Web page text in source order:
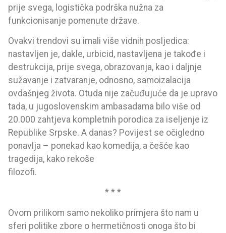
prije svega, logistička podrška nužna za
funkcionisanje pomenute države.
Ovakvi trendovi su imali više vidnih posljedica:
nastavljen je, dakle, urbicid, nastavljena je takođe i
destrukcija, prije svega, obrazovanja, kao i daljnje
sužavanje i zatvaranje, odnosno, samoizalacija
ovdašnjeg života. Otuda nije začuđujuće da je upravo
tada, u jugoslovenskim ambasadama bilo više od
20.000 zahtjeva kompletnih porodica za iseljenje iz
Republike Srpske. A danas? Povijest se očigledno
ponavlja – ponekad kao komedija, a češće kao
tragedija, kako rekoše
filozofi.
* * *
Ovom prilikom samo nekoliko primjera što nam u
sferi politike zbore o hermetičnosti onoga što bi